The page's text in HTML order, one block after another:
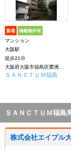
新着 掲載物件有
マンション
大阪駅
徒歩21分
ＳＡＮＣＴＵＭ福島
ＳＡＮＣＴＵＭ福島
株式会社エイブル